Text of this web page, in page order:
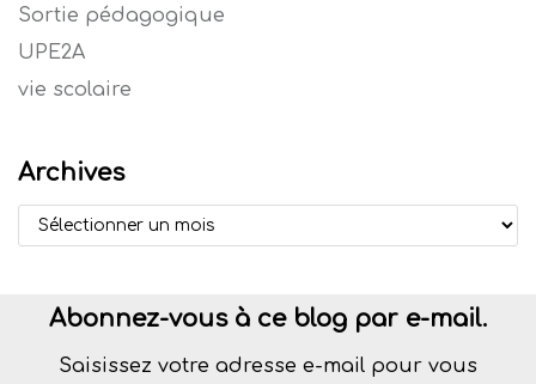
Sortie pédagogique
UPE2A
vie scolaire
Archives
Abonnez-vous à ce blog par e-mail.
Saisissez votre adresse e-mail pour vous